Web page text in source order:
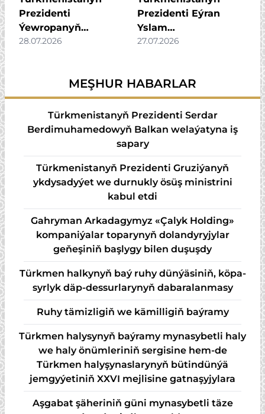
duşuşygyna
gatnaşdy
Prezidenti
Ýewropanyň
täzeleniş we ösüş
28.07.2026
Prezidenti Eýran
Yslam
Respublikasynyň ýol
27.07.2026
MEŞHUR HABARLAR
Türkmenistanyň Prezidenti Serdar
Berdimuhamedowyň Balkan welaýatyna iş
sapary
Türkmenistanyň Prezidenti Gruziýanyň
ykdysadyýet we durnukly ösüş ministrini
kabul etdi
Gahryman Arkadagymyz «Çalyk Holding»
kompaniýalar toparynyň dolandyryjylar
geňeşiniň başlygy bilen duşuşdy
Türk­men hal­ky­nyň baý ru­hy dün­ýä­si­niň, kö­pa­
syr­lyk däp-des­sur­la­ry­nyň da­ba­ra­lan­ma­sy
Ruhy tämizligiň we kämilligiň baýramy
Türkmen halysynyň baýramy mynasybetli haly
we haly önümleriniň sergisine hem-de
Türkmen halyşynaslarynyň bütindünýä
jemgyýetiniň XXVI mejlisine gatnaşyjylara
Aşgabat şäheriniň güni mynasybetli täze